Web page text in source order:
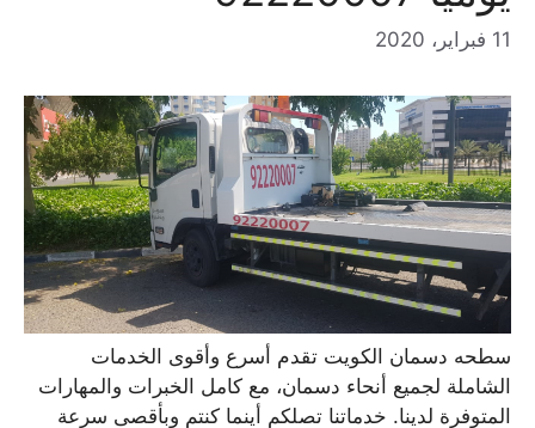
سطحه دسمان الكويت تقدم أسرع وأقوى الخدمات
الشاملة لجميع أنحاء دسمان، مع كامل الخبرات والمهارات
المتوفرة لدينا. خدماتنا تصلكم أينما كنتم وبأقصى سرعة